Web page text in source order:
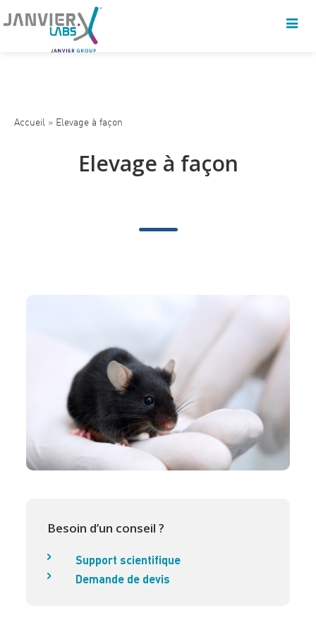
Accueil » Elevage à façon
Elevage à façon
Besoin d’un conseil ?
Support scientifique
Demande de devis